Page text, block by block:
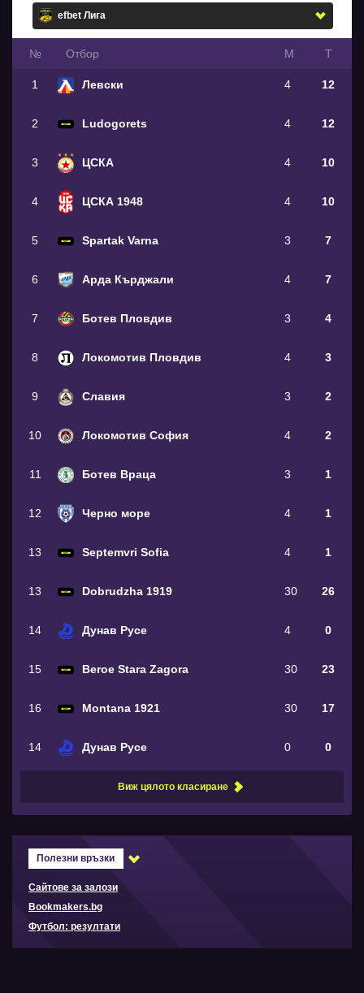
№ Oтбор М Т
1 Левски 4 12
2 Ludogorets 4 12
3 ЦСКА 4 10
4 ЦСКА 1948 4 10
5 Spartak Varna 3 7
6 Арда Кърджали 4 7
7 Ботев Пловдив 3 4
8 Локомотив Пловдив 4 3
9 Славия 3 2
10 Локомотив София 4 2
11 Ботев Враца 3 1
12 Черно море 4 1
13 Septemvri Sofia 4 1
13 Dobrudzha 1919 30 26
14 Дунав Русе 4 0
15 Beroe Stara Zagora 30 23
16 Montana 1921 30 17
14 Дунав Русе 0 0
Виж цялото класиране
Полезни връзки
Сайтове за залози
Bookmakers.bg
Футбол: резултати